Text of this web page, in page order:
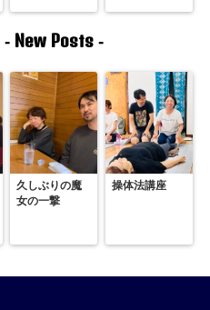
- New Posts -
久しぶりの魔
女の一撃
操体法講座